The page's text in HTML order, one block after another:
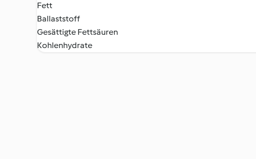
Fett
Ballaststoff
Gesättigte Fettsäuren
Kohlenhydrate